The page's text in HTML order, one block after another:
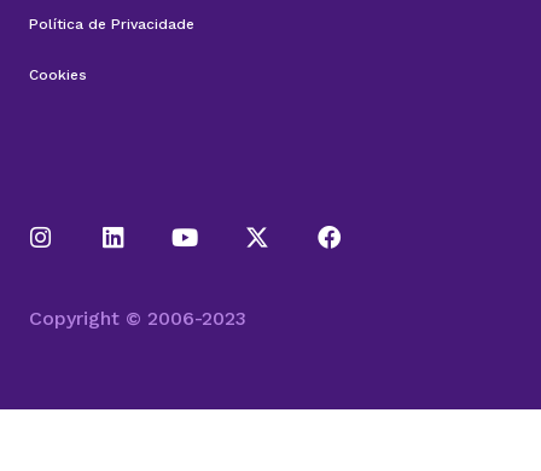
Política de Privacidade
Cookies
Copyright © 2006-2023